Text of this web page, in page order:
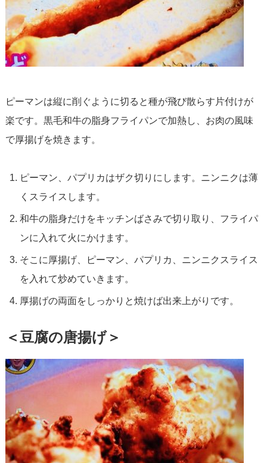
ピーマンは縦に削ぐように切ると種が飛び散らす片付けが
楽です。黒毛和牛の脂身フライパンで加熱し、お肉の風味
で厚揚げを焼きます。
ピーマン、パプリカはザク切りにします。ニンニクは薄
くスライスします。
和牛の脂身だけをキッチンばさみで切り取り、フライパ
ンに入れて火にかけます。
そこに厚揚げ、ピーマン、パプリカ、ニンニクスライス
を入れて炒めていきます。
厚揚げの両面をしっかりと焼けば出来上がりです。
＜豆腐の唐揚げ＞